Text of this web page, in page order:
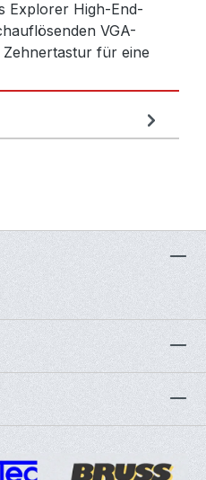
Explorer High-End-
VGA-
für eine